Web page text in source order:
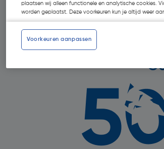
plaatsen wij alleen functionele en analytische cookies.
worden geplaatst. Deze voorkeuren kun je altijd weer
Voorkeuren aanpassen